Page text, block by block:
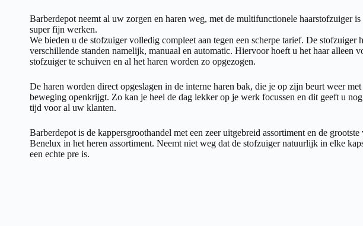
Barberdepot neemt al uw zorgen en haren weg, met de multifunctionele haarstofzuiger is
super fijn werken.
We bieden u de stofzuiger volledig compleet aan tegen een scherpe tarief. De stofzuiger
verschillende standen namelijk, manuaal en automatic. Hiervoor hoeft u het haar alleen
stofzuiger te schuiven en al het haren worden zo opgezogen.
De haren worden direct opgeslagen in de interne haren bak, die je op zijn beurt weer met
beweging openkrijgt. Zo kan je heel de dag lekker op je werk focussen en dit geeft u
tijd voor al uw klanten.
Barberdepot is de kappersgroothandel met een zeer uitgebreid assortiment en de grootste
Benelux in het heren assortiment. Neemt niet weg dat de stofzuiger natuurlijk in elke
een echte pre is.